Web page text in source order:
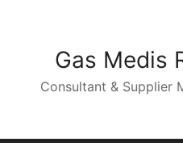
Gas Medis
Consultant & Supplier